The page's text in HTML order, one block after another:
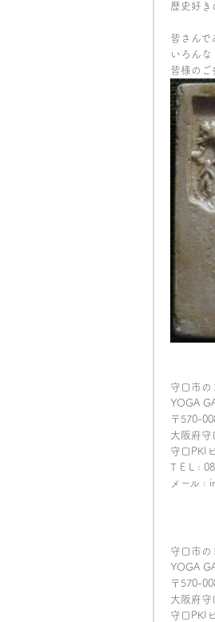
歴史好
皆さんで
いろん
皆様のご
守口市の
YOGA
〒570-
大阪府守
守口PKI
T E L :
メール :
守口市の
YOGA
〒570-
大阪府守
守口PKI